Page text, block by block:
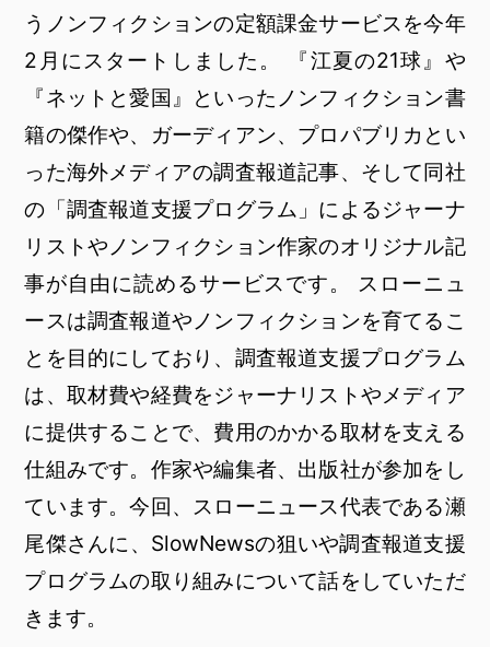
うノンフィクションの定額課金サービスを今年
2月にスタートしました。 『江夏の21球』や
『ネットと愛国』といったノンフィクション書
籍の傑作や、ガーディアン、プロパブリカとい
った海外メディアの調査報道記事、そして同社
の「調査報道支援プログラム」によるジャーナ
リストやノンフィクション作家のオリジナル記
事が自由に読めるサービスです。 スローニュ
ースは調査報道やノンフィクションを育てるこ
とを目的にしており、調査報道支援プログラム
は、取材費や経費をジャーナリストやメディア
に提供することで、費用のかかる取材を支える
仕組みです。作家や編集者、出版社が参加をし
ています。今回、スローニュース代表である瀬
尾傑さんに、SlowNewsの狙いや調査報道支援
プログラムの取り組みについて話をしていただ
きます。